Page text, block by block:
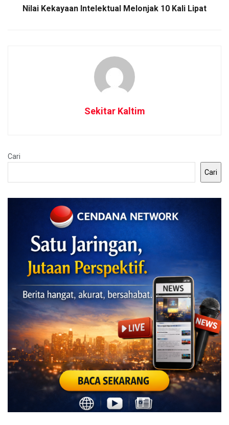
Nilai Kekayaan Intelektual Melonjak 10 Kali Lipat
Sekitar Kaltim
Cari
Cari